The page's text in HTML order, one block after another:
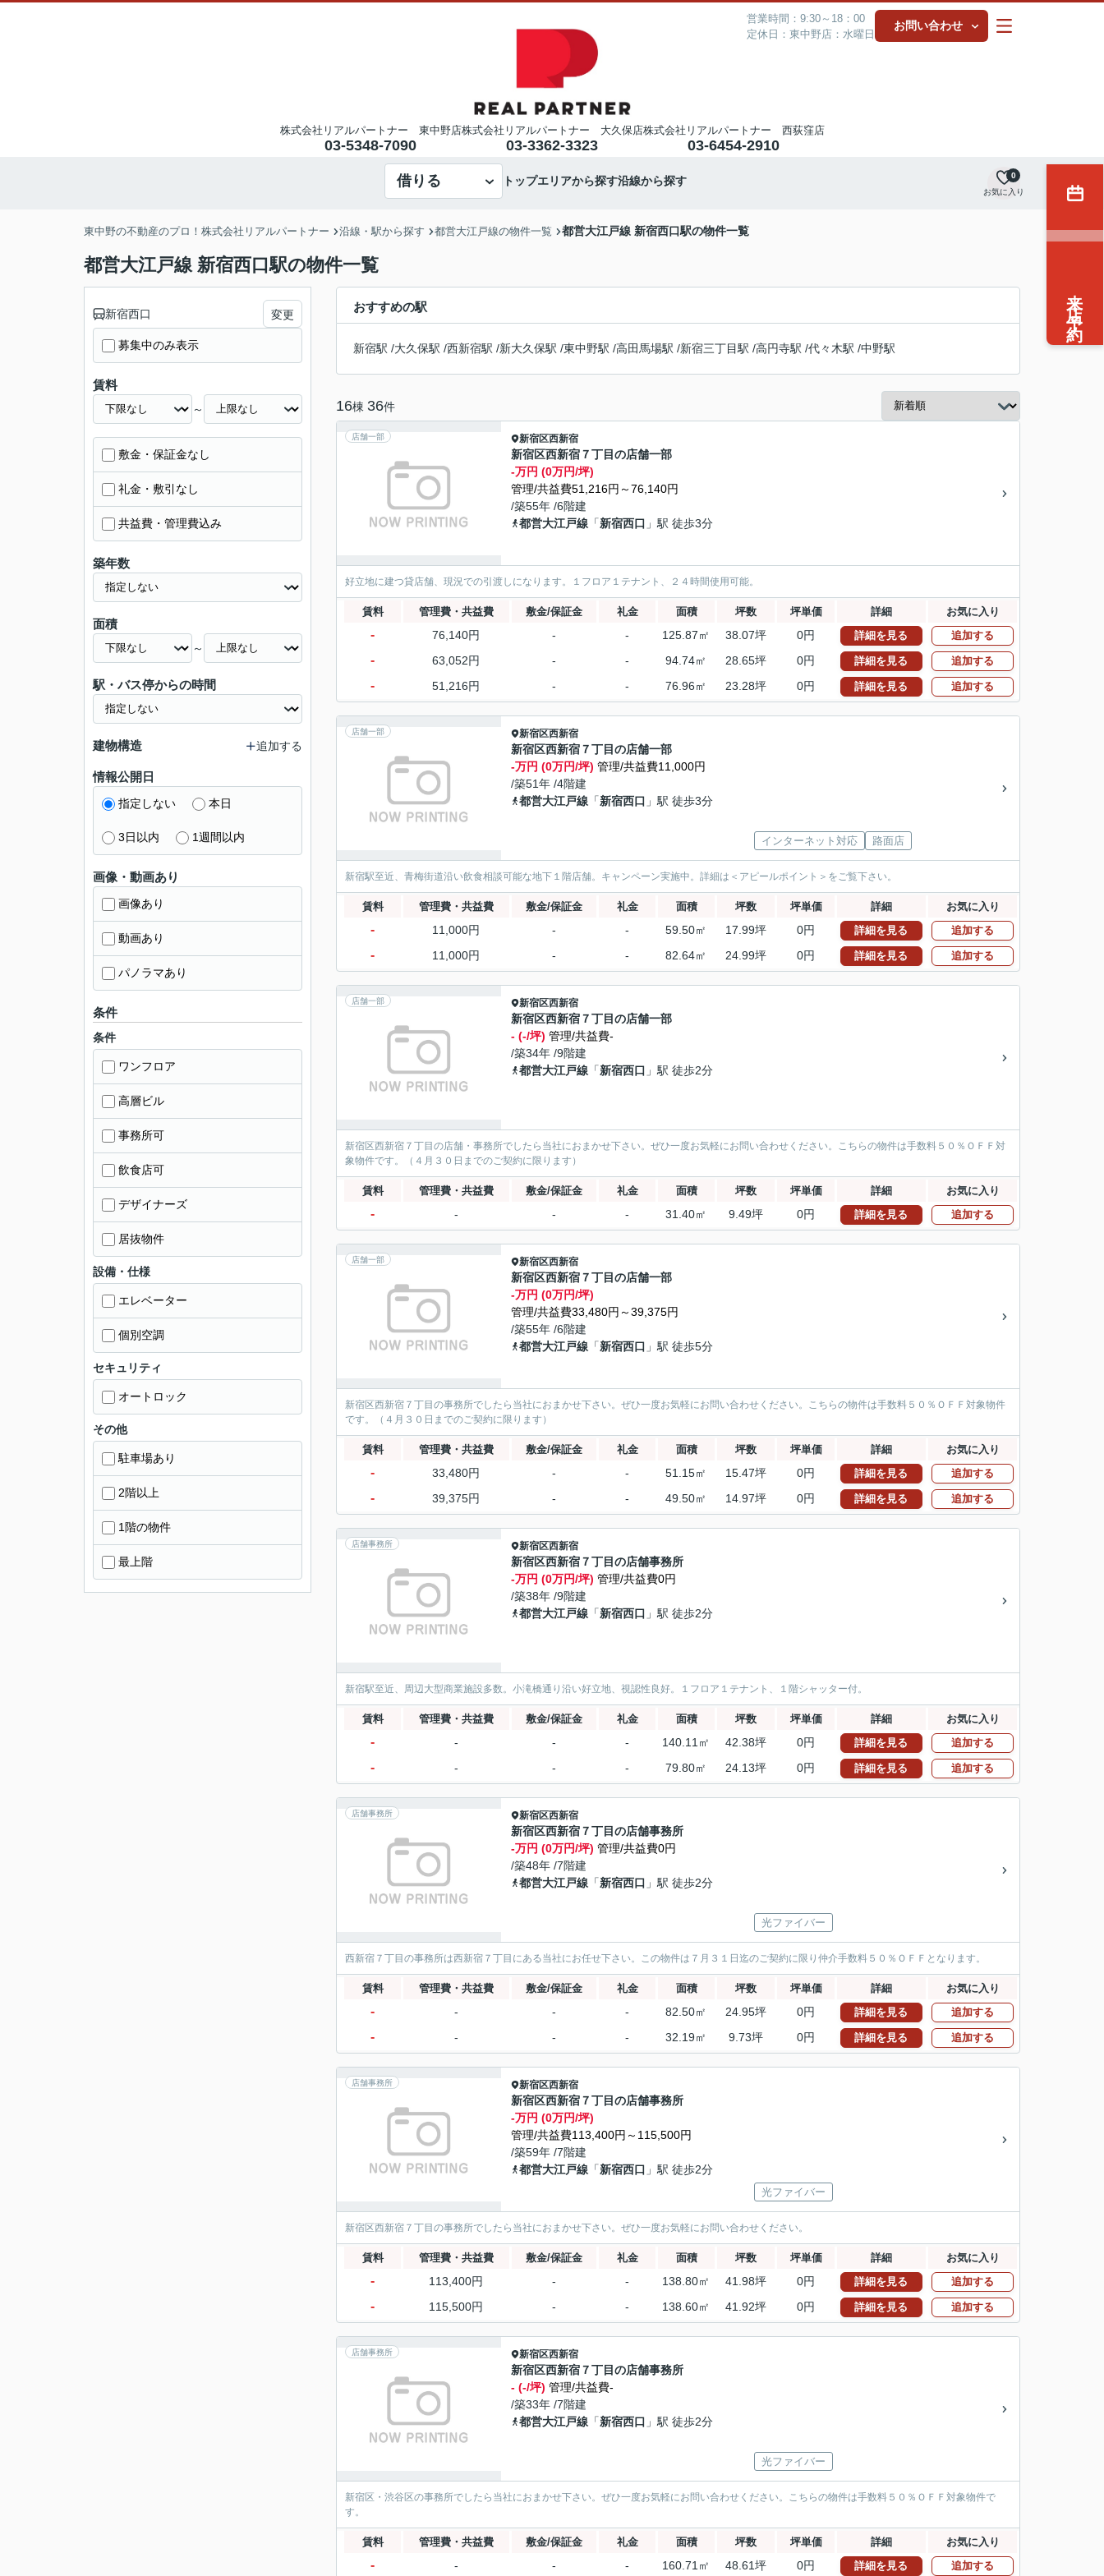
営業時間：9:30～18：00
定休日：東中野店：水曜日
お問い合わせ
株式会社リアルパートナー 東中野店
03-5348-7090
株式会社リアルパートナー 大久保店
03-3362-3323
株式会社リアルパートナー 西荻窪店
03-6454-2910
借りる トップエリアから探す沿線から探す
お気に入り
0
東中野の不動産のプロ！株式会社リアルパートナー 沿線・駅から探す 都営大江戸線の物件一覧 都営大江戸線 新宿西口駅の物件一覧
都営大江戸線 新宿西口駅の物件一覧
おすすめの駅
新宿駅 /大久保駅 /西新宿駅 /新大久保駅 /東中野駅 /高田馬場駅 /新宿三丁目駅 /高円寺駅 /代々木駅 /中野駅
16棟 36件
店舗一部 新宿区西新宿
新宿区西新宿７丁目の店舗一部
-万円 (0万円/坪)
管理/共益費51,216円～76,140円
/築55年 /6階建
都営大江戸線 「新宿西口 」駅 徒歩3分
好立地に建つ貸店舗、現況での引渡しになります。１フロア１テナント、２４時間使用可能。
賃料 管理費・共益費 敷金/保証金 礼金 面積 坪数 坪単価 詳細 お気に入り
- 76,140円 - - 125.87㎡ 38.07坪 0円 詳細を見る 追加する
- 63,052円 - - 94.74㎡ 28.65坪 0円 詳細を見る 追加する
- 51,216円 - - 76.96㎡ 23.28坪 0円 詳細を見る 追加する
店舗一部 新宿区西新宿
新宿区西新宿７丁目の店舗一部
-万円 (0万円/坪) 管理/共益費11,000円
/築51年 /4階建
都営大江戸線 「新宿西口 」駅 徒歩3分
インターネット対応 路面店
新宿駅至近、青梅街道沿い飲食相談可能な地下１階店舗。キャンペーン実施中。詳細は＜アピールポイント＞をご覧下さい。
賃料 管理費・共益費 敷金/保証金 礼金 面積 坪数 坪単価 詳細 お気に入り
- 11,000円 - - 59.50㎡ 17.99坪 0円 詳細を見る 追加する
- 11,000円 - - 82.64㎡ 24.99坪 0円 詳細を見る 追加する
店舗一部 新宿区西新宿
新宿区西新宿７丁目の店舗一部
- (-/坪) 管理/共益費-
/築34年 /9階建
都営大江戸線 「新宿西口 」駅 徒歩2分
新宿区西新宿７丁目の店舗・事務所でしたら当社におまかせ下さい。ぜひ一度お気軽にお問い合わせください。こちらの物件は手数料５０％ＯＦＦ対
象物件です。（４月３０日までのご契約に限ります）
賃料 管理費・共益費 敷金/保証金 礼金 面積 坪数 坪単価 詳細 お気に入り
- - - - 31.40㎡ 9.49坪 0円 詳細を見る 追加する
店舗一部 新宿区西新宿
新宿区西新宿７丁目の店舗一部
-万円 (0万円/坪)
管理/共益費33,480円～39,375円
/築55年 /6階建
都営大江戸線 「新宿西口 」駅 徒歩5分
新宿区西新宿７丁目の事務所でしたら当社におまかせ下さい。ぜひ一度お気軽にお問い合わせください。こちらの物件は手数料５０％ＯＦＦ対象物件
です。（４月３０日までのご契約に限ります）
賃料 管理費・共益費 敷金/保証金 礼金 面積 坪数 坪単価 詳細 お気に入り
- 33,480円 - - 51.15㎡ 15.47坪 0円 詳細を見る 追加する
- 39,375円 - - 49.50㎡ 14.97坪 0円 詳細を見る 追加する
店舗事務所 新宿区西新宿
新宿区西新宿７丁目の店舗事務所
-万円 (0万円/坪) 管理/共益費0円
/築38年 /9階建
都営大江戸線 「新宿西口 」駅 徒歩2分
新宿駅至近、周辺大型商業施設多数。小滝橋通り沿い好立地、視認性良好。１フロア１テナント、１階シャッター付。
賃料 管理費・共益費 敷金/保証金 礼金 面積 坪数 坪単価 詳細 お気に入り
- - - - 140.11㎡ 42.38坪 0円 詳細を見る 追加する
- - - - 79.80㎡ 24.13坪 0円 詳細を見る 追加する
店舗事務所 新宿区西新宿
新宿区西新宿７丁目の店舗事務所
-万円 (0万円/坪) 管理/共益費0円
/築48年 /7階建
都営大江戸線 「新宿西口 」駅 徒歩2分
光ファイバー
西新宿７丁目の事務所は西新宿７丁目にある当社にお任せ下さい。この物件は７月３１日迄のご契約に限り仲介手数料５０％ＯＦＦとなります。
賃料 管理費・共益費 敷金/保証金 礼金 面積 坪数 坪単価 詳細 お気に入り
- - - - 82.50㎡ 24.95坪 0円 詳細を見る 追加する
- - - - 32.19㎡ 9.73坪 0円 詳細を見る 追加する
店舗事務所 新宿区西新宿
新宿区西新宿７丁目の店舗事務所
-万円 (0万円/坪)
管理/共益費113,400円～115,500円
/築59年 /7階建
都営大江戸線 「新宿西口 」駅 徒歩2分
光ファイバー
新宿区西新宿７丁目の事務所でしたら当社におまかせ下さい。ぜひ一度お気軽にお問い合わせください。
賃料 管理費・共益費 敷金/保証金 礼金 面積 坪数 坪単価 詳細 お気に入り
- 113,400円 - - 138.80㎡ 41.98坪 0円 詳細を見る 追加する
- 115,500円 - - 138.60㎡ 41.92坪 0円 詳細を見る 追加する
店舗事務所 新宿区西新宿
新宿区西新宿７丁目の店舗事務所
- (-/坪) 管理/共益費-
/築33年 /7階建
都営大江戸線 「新宿西口 」駅 徒歩2分
光ファイバー
新宿区・渋谷区の事務所でしたら当社におまかせ下さい。ぜひ一度お気軽にお問い合わせください。こちらの物件は手数料５０％ＯＦＦ対象物件で
す。
賃料 管理費・共益費 敷金/保証金 礼金 面積 坪数 坪単価 詳細 お気に入り
- - - - 160.71㎡ 48.61坪 0円 詳細を見る 追加する
新宿西口 変更
募集中のみ表示
賃料
～
敷金・保証金なし
礼金・敷引なし
共益費・管理費込み
築年数
面積
～
駅・バス停からの時間
建物構造 追加する
情報公開日
指定しない 本日
3日以内 1週間以内
画像・動画あり
画像あり
動画あり
パノラマあり
条件
条件
ワンフロア
高層ビル
事務所可
飲食店可
デザイナーズ
居抜物件
設備・仕様
エレベーター
個別空調
セキュリティ
オートロック
その他
駐車場あり
2階以上
1階の物件
最上階
来店予約